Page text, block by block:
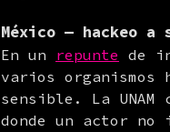
México — hackeo a
En un repunte de
varios organismos
sensible. La
donde un actor